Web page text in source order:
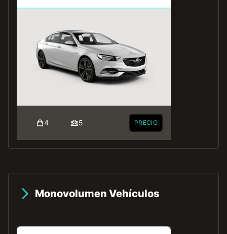
4 5 PRECIO
Monovolumen Vehículos